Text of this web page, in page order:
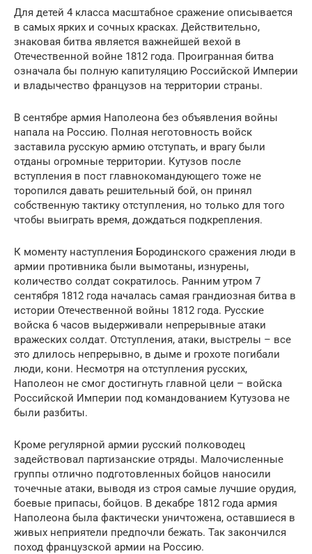
Для детей 4 класса масштабное сражение описывается
в самых ярких и сочных красках. Действительно,
знаковая битва является важнейшей вехой в
Отечественной войне 1812 года. Проигранная битва
означала бы полную капитуляцию Российской Империи
и владычество французов на территории страны.
В сентябре армия Наполеона без объявления войны
напала на Россию. Полная неготовность войск
заставила русскую армию отступать, и врагу были
отданы огромные территории. Кутузов после
вступления в пост главнокомандующего тоже не
торопился давать решительный бой, он принял
собственную тактику отступления, но только для того
чтобы выиграть время, дождаться подкрепления.
К моменту наступления Бородинского сражения люди в
армии противника были вымотаны, изнурены,
количество солдат сократилось. Ранним утром 7
сентября 1812 года началась самая грандиозная битва в
истории Отечественной войны 1812 года. Русские
войска 6 часов выдерживали непрерывные атаки
вражеских солдат. Отступления, атаки, выстрелы – все
это длилось непрерывно, в дыме и грохоте погибали
люди, кони. Несмотря на отступления русских,
Наполеон не смог достигнуть главной цели – войска
Российской Империи под командованием Кутузова не
были разбиты.
Кроме регулярной армии русский полководец
задействовал партизанские отряды. Малочисленные
группы отлично подготовленных бойцов наносили
точечные атаки, выводя из строя самые лучшие орудия,
боевые припасы, бойцов. В декабре 1812 года армия
Наполеона была фактически уничтожена, оставшиеся в
живых неприятели предпочли бежать. Так закончился
поход французской армии на Россию.